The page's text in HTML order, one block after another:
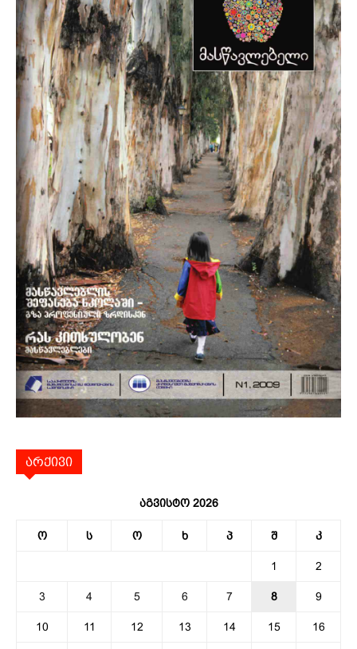
არქივი
აგვისტო 2026
ო ს ო ხ პ შ კ
1 2
3 4 5 6 7 8 9
10 11 12 13 14 15 16